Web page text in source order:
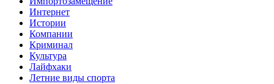
Интернет
Истории
Компании
Криминал
Культура
Лайфхаки
Летние виды спорта